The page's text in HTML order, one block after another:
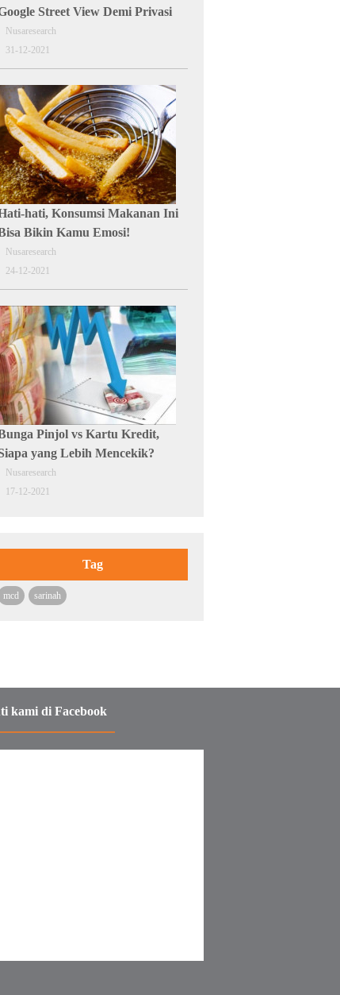
Street View Demi Privasi
Nusaresearch
31-12-2021
hati, Konsumsi Makanan Ini
Bikin Kamu Emosi!
Nusaresearch
24-12-2021
Pinjol vs Kartu Kredit,
yang Lebih Mencekik?
Nusaresearch
17-12-2021
Tag
mcd sarinah
kami di Facebook